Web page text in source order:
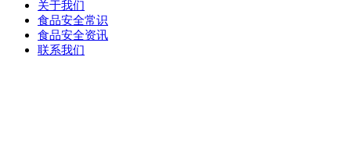
关于我们
食品安全常识
食品安全资讯
联系我们